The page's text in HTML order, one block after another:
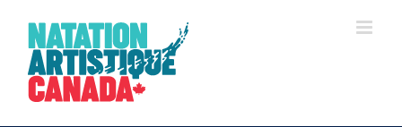
content